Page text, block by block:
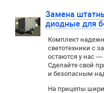
Замена
диодные для
Комплект
светотехники с
остаются у нас
Сделайте свой
и безопасным
На прицепы